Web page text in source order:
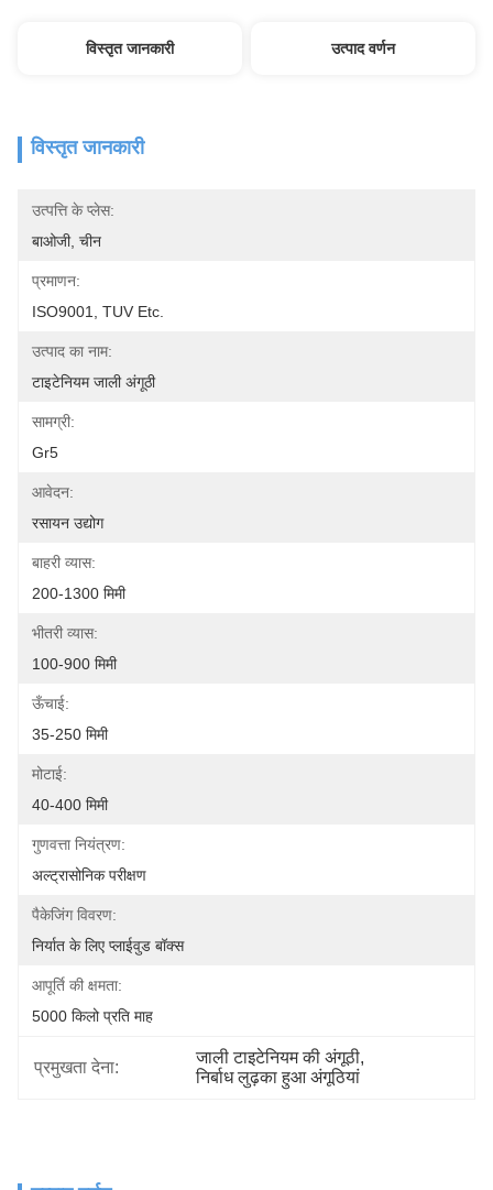
विस्तृत जानकारी उत्पाद वर्णन
विस्तृत जानकारी
उत्पत्ति के प्लेस:
बाओजी, चीन
प्रमाणन:
ISO9001, TUV Etc.
उत्पाद का नाम:
टाइटेनियम जाली अंगूठी
सामग्री:
Gr5
आवेदन:
रसायन उद्योग
बाहरी व्यास:
200-1300 मिमी
भीतरी व्यास:
100-900 मिमी
ऊँचाई:
35-250 मिमी
मोटाई:
40-400 मिमी
गुणवत्ता नियंत्रण:
अल्ट्रासोनिक परीक्षण
पैकेजिंग विवरण:
निर्यात के लिए प्लाईवुड बॉक्स
आपूर्ति की क्षमता:
5000 किलो प्रति माह
प्रमुखता देना:
जाली टाइटेनियम की अंगूठी,
निर्बाध लुढ़का हुआ अंगूठियां